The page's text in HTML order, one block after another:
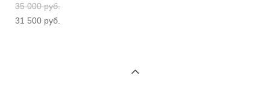
35 000 pуб.
31 500 pуб.